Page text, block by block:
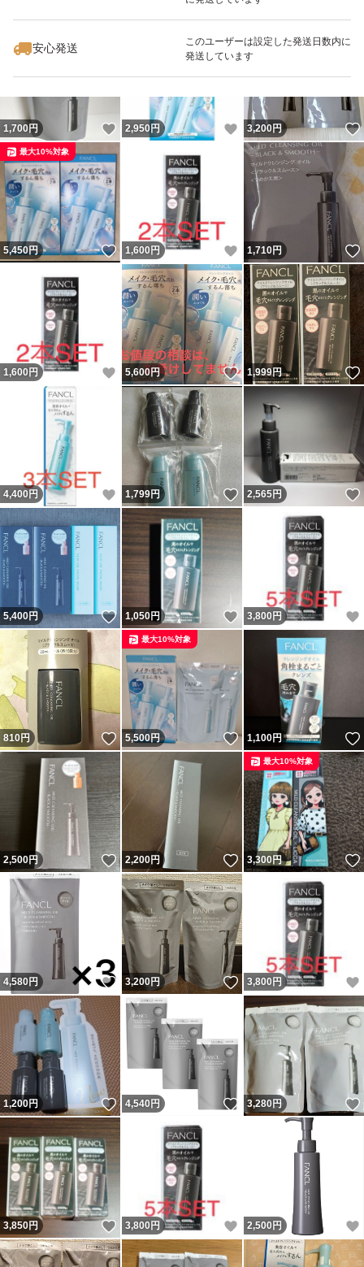
安心発送
このユーザーは設定した発送日数内に
発送しています
いいね！
3,050
1,700円 いいね！
2,950円 いいね！
3,200円
5,450円 いいね！
最大10%対象
1,600 円 いいね！
1,710円
1,600 円 いいね！
5,600円 いいね！
1,999円
4,400 円 いいね！
1,799円 いいね！
2,565円
5,400円 いいね！
1,050円 いいね！
3,800 円
810円 いいね！
5,500円 いいね！
最大10%対象
1,100円
2,500円 いいね！
2,200円 いいね！
3,300円
最大10%対象
4,580円 いいね！
3,200円 いいね！
3,800 円
1,200円 いいね！
4,540 円 いいね！
3,280円
3,850円 いいね！
3,800 円 いいね！
2,500 円